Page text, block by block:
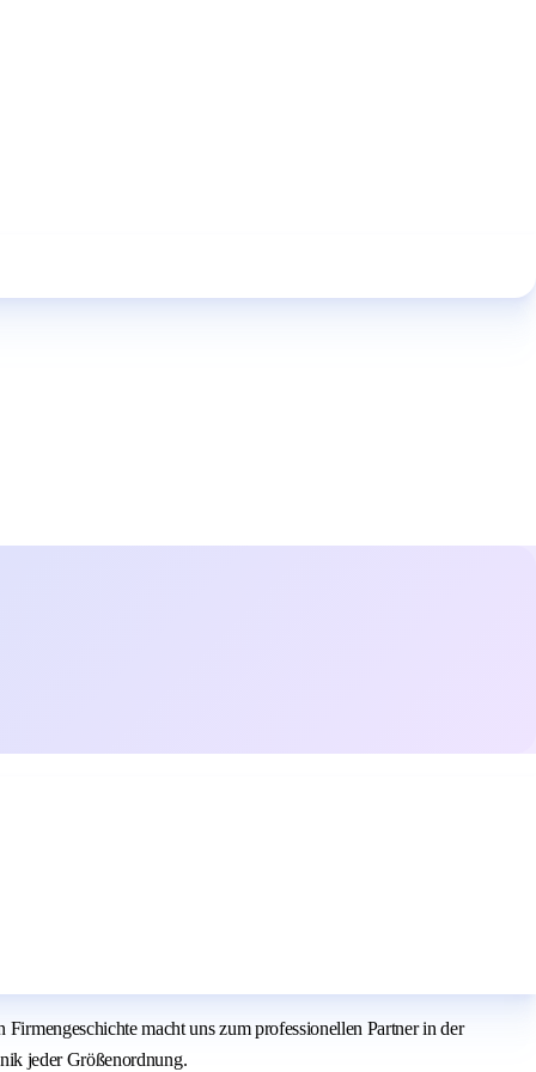
macht uns zum professionellen Partner in der
jeder Größenordnung.